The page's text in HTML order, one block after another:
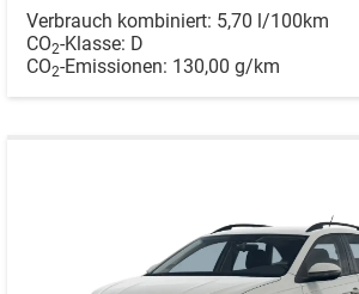
Verbrauch kombiniert: 5,70 l/100km
CO2-Klasse: D
CO2-Emissionen: 130,00 g/km